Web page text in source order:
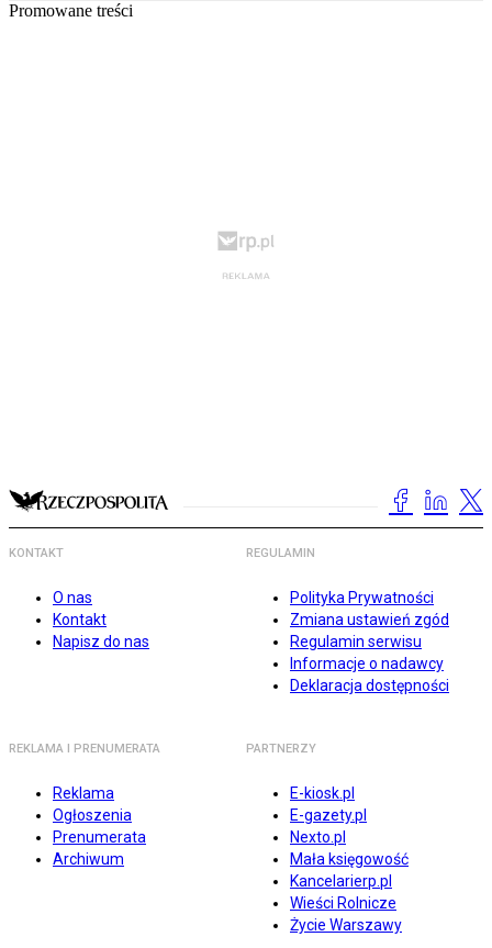
Promowane treści
KONTAKT
O nas
Kontakt
Napisz do nas
REGULAMIN
Polityka Prywatności
Zmiana ustawień zgód
Regulamin serwisu
Informacje o nadawcy
Deklaracja dostępności
REKLAMA I PRENUMERATA
Reklama
Ogłoszenia
Prenumerata
Archiwum
PARTNERZY
E-kiosk.pl
E-gazety.pl
Nexto.pl
Mała księgowość
Kancelarierp.pl
Wieści Rolnicze
Życie Warszawy